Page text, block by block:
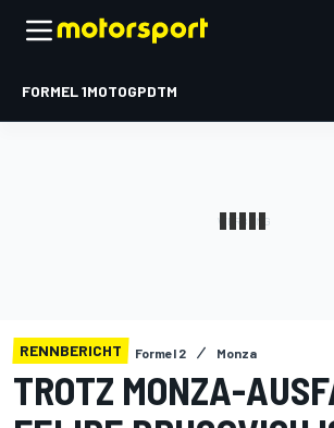
FORMEL 1MOTOGPDTM
RENNBERICHT Formel 2 Monza
TROTZ MONZA-